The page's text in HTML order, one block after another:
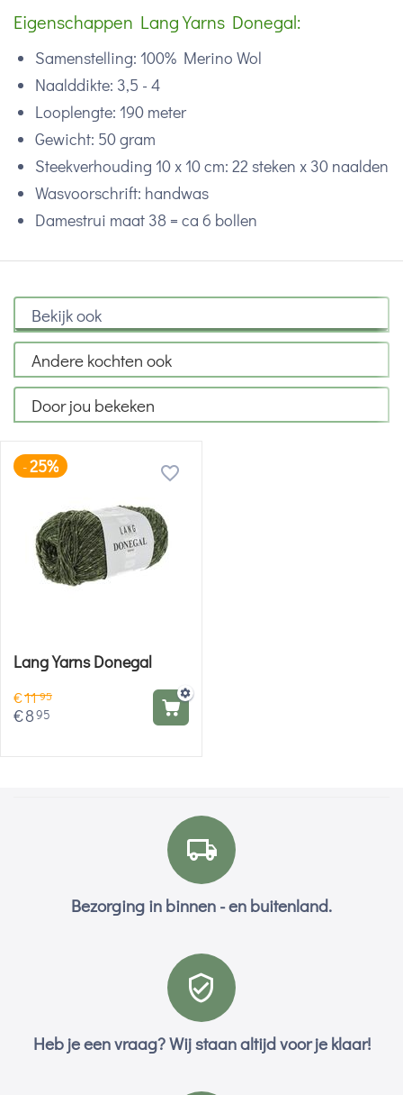
Eigenschappen Lang Yarns Donegal:
Samenstelling: 100% Merino Wol
Naalddikte: 3,5 - 4
Looplengte: 190 meter
Gewicht: 50 gram
Steekverhouding 10 x 10 cm: 22 steken x 30 naalden
Wasvoorschrift: handwas
Damestrui maat 38 = ca 6 bollen
Bekijk ook
Andere kochten ook
Door jou bekeken
-25%
Lang Yarns Donegal
€1195
€895
Bezorging in binnen - en buitenland.
Heb je een vraag? Wij staan altijd voor je klaar!